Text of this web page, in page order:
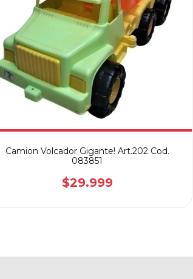
Camion Volcador Gigante! Art.202 Cod.
083851
$29.999